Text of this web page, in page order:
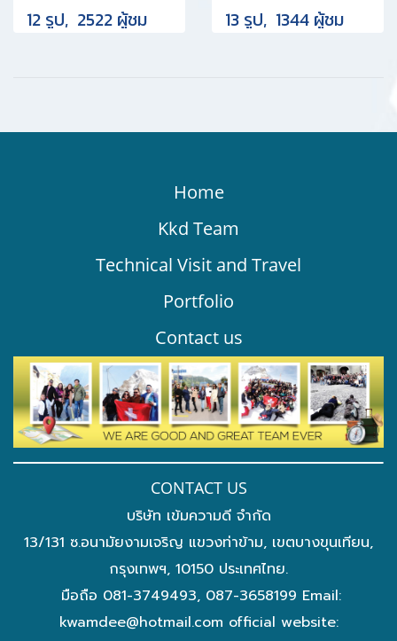
12 รูป, 2522 ผู้ชม 13 รูป, 1344 ผู้ชม
Home
Kkd Team
Technical Visit and Travel
Portfolio
Contact us
CONTACT US
บริษัท เข้มความดี จำกัด
13/131 ซ.อนามัยงามเจริญ แขวงท่าข้าม, เขตบางขุนเทียน,
กรุงเทพฯ, 10150 ประเทศไทย.
มือถือ 081-3749493, 087-3658199 Email:
kwamdee@hotmail.com official website: